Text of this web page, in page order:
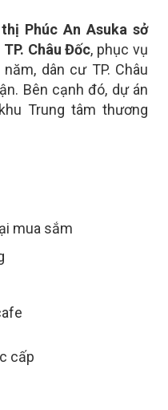
Phúc An Asuka sở
Châu Đốc, phục vụ
dân cư TP. Châu
Bên cạnh đó, dự án
Trung tâm thương
mua sắm
cấp